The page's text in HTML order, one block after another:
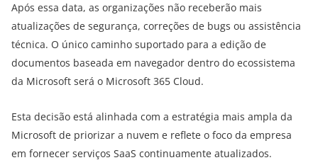
Após essa data, as organizações não receberão mais
atualizações de segurança, correções de bugs ou assistência
técnica. O único caminho suportado para a edição de
documentos baseada em navegador dentro do ecossistema
da Microsoft será o Microsoft 365 Cloud.
Esta decisão está alinhada com a estratégia mais ampla da
Microsoft de priorizar a nuvem e reflete o foco da empresa
em fornecer serviços SaaS continuamente atualizados.